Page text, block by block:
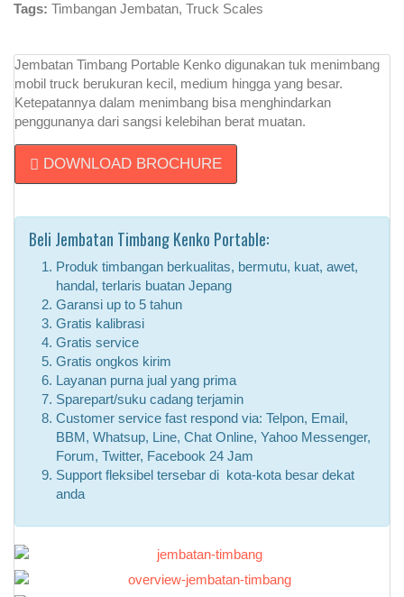
Tags: Timbangan Jembatan, Truck Scales
Jembatan Timbang Portable Kenko digunakan tuk menimbang
mobil truck berukuran kecil, medium hingga yang besar.
Ketepatannya dalam menimbang bisa menghindarkan
penggunanya dari sangsi kelebihan berat muatan.
DOWNLOAD BROCHURE
Beli Jembatan Timbang Kenko Portable:
Produk timbangan berkualitas, bermutu, kuat, awet,
handal, terlaris buatan Jepang
Garansi up to 5 tahun
Gratis kalibrasi
Gratis service
Gratis ongkos kirim
Layanan purna jual yang prima
Sparepart/suku cadang terjamin
Customer service fast respond via: Telpon, Email,
BBM, Whatsup, Line, Chat Online, Yahoo Messenger,
Forum, Twitter, Facebook 24 Jam
Support fleksibel tersebar di kota-kota besar dekat
anda